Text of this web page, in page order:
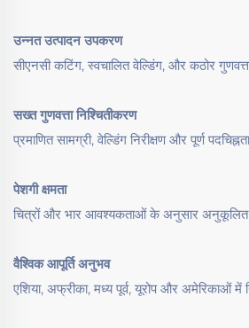
उन्नत उत्पादन उपकरण
सीएनसी कटिंग, स्वचालित वेल्डिंग, और कठोर
सख्त गुणवत्ता निश्चितीकरण
प्रमाणित सामग्री, वेल्डिंग निरीक्षण और पूर्ण
पेशगी क्षमता
चित्रों और भार आवश्यकताओं के अनुसार अनुकूलित
वैश्विक आपूर्ति अनुभव
एशिया, अफ्रीका, मध्य पूर्व, यूरोप और अमेरिकाओं में